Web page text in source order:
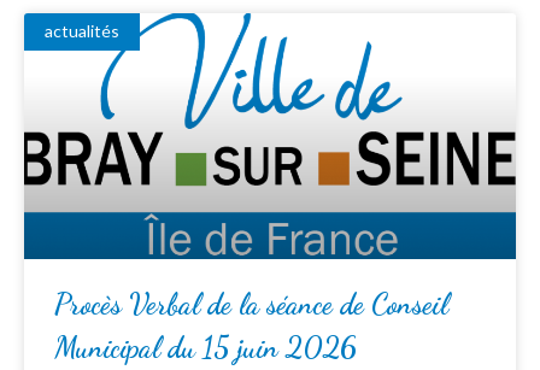
actualités
Procès Verbal de la séance de Conseil
Municipal du 15 juin 2026